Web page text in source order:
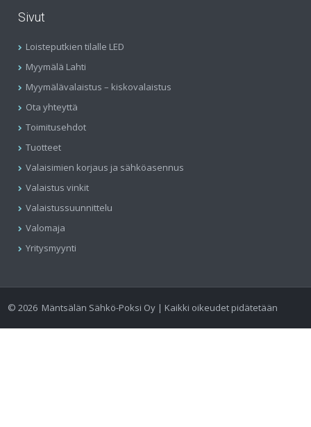
Sivut
Loisteputkien tilalle LED
Myymälä Lahti
Myymälävalaistus – kiskovalaistus
Ota yhteyttä
Toimitusehdot
Tuotteet
Valaisimien korjaus ja sähköasennus
Valaistus vinkit
Valaistussuunnittelu
Valomaja
Yritysmyynti
©2026 Mäntsälän Sähkö-Poksi Oy | Kaikki oikeudet pidätetään